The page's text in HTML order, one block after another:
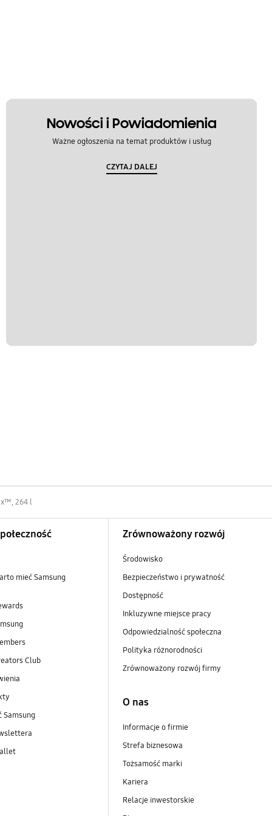
Nowości i Powiadomienia
Ważne ogłoszenia na temat produktów i usług
CZYTAJ DALEJ
264 l
mieć Samsung
Club
Samsung
Zrównoważony rozwój
Środowisko
Bezpieczeństwo i prywatność
Dostępność
Inkluzywne miejsce pracy
Odpowiedzialność społeczna
Polityka różnorodności
Zrównoważony rozwój firmy
O nas
Informacje o firmie
Strefa biznesowa
Tożsamość marki
Kariera
Relacje inwestorskie